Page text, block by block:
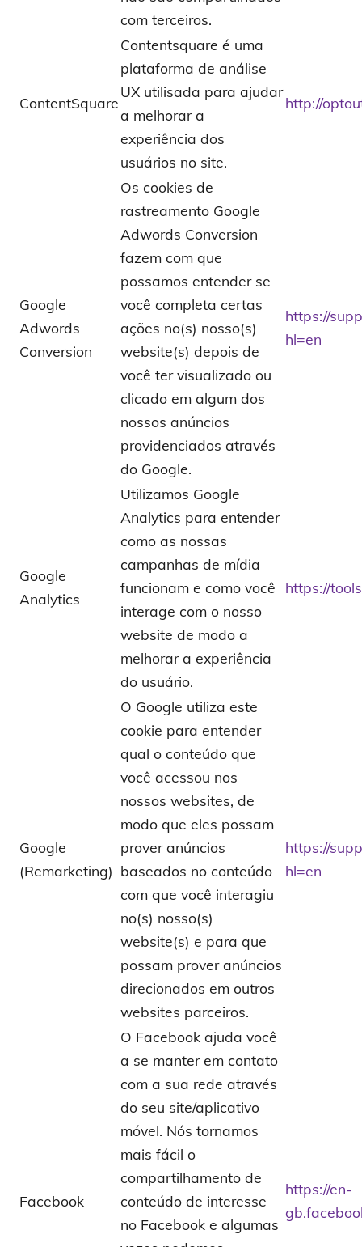
com terceiros.
ContentSquare
Contentsquare é uma
plataforma de análise
UX utilisada para ajudar
a melhorar a
experiência dos
usuários no site.
http://
Google
Adwords
Conversion
Os cookies de
rastreamento Google
Adwords Conversion
fazem com que
possamos entender se
você completa certas
ações no(s) nosso(s)
website(s) depois de
você ter visualizado ou
clicado em algum dos
nossos anúncios
providenciados através
do Google.
https://
hl=en
Google
Analytics
Utilizamos Google
Analytics para entender
como as nossas
campanhas de mídia
funcionam e como você
interage com o nosso
website de modo a
melhorar a experiência
do usuário.
https://
Google
(Remarketing)
O Google utiliza este
cookie para entender
qual o conteúdo que
você acessou nos
nossos websites, de
modo que eles possam
prover anúncios
baseados no conteúdo
com que você interagiu
no(s) nosso(s)
website(s) e para que
possam prover anúncios
direcionados em outros
websites parceiros.
https://
hl=en
Facebook
O Facebook ajuda você
a se manter em contato
com a sua rede através
do seu site/aplicativo
móvel. Nós tornamos
mais fácil o
compartilhamento de
conteúdo de interesse
no Facebook e algumas
https://en-